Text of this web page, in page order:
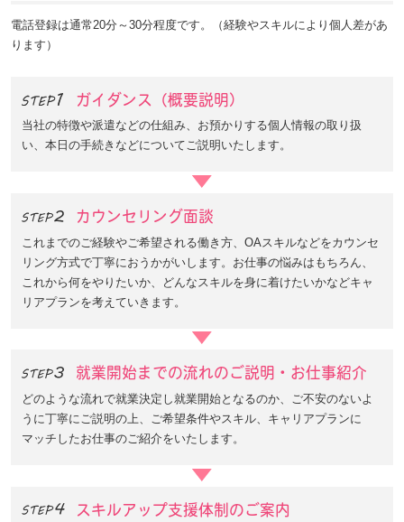
電話登録は通常20分～30分程度です。（経験やスキルにより個人差があ
ります）
ガイダンス（概要説明）
当社の特徴や派遣などの仕組み、お預かりする個人情報の取り扱
い、本日の手続きなどについてご説明いたします。
カウンセリング面談
これまでのご経験やご希望される働き方、OAスキルなどをカウンセ
リング方式で丁寧におうかがいします。お仕事の悩みはもちろん、
これから何をやりたいか、どんなスキルを身に着けたいかなどキャ
リアプランを考えていきます。
就業開始までの流れのご説明・お仕事紹介
どのような流れで就業決定し就業開始となるのか、ご不安のないよ
うに丁寧にご説明の上、ご希望条件やスキル、キャリアプランに
マッチしたお仕事のご紹介をいたします。
スキルアップ支援体制のご案内